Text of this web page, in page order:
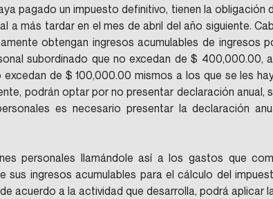
pagado un impuesto definitivo, tienen la obligación
a más tardar en el mes de abril del año siguiente.
obtengan ingresos acumulables de ingresos
subordinado que no excedan de $ 400,000.00,
de $ 100,000.00 mismos a los que se les
podrán optar por no presentar declaración anual,
es necesario presentar la declaración
personales llamándole así a los gastos que
sus ingresos acumulables para el cálculo del
acuerdo a la actividad que desarrolla, podrá aplicar